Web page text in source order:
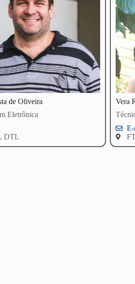
de Oliveira
Eletrônica
DTL
Vera